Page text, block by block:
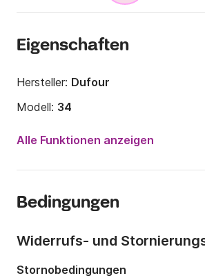
Eigenschaften
Hersteller: Dufour
Modell: 34
2007
Anzahl Schlafplätze:
Alle Funktionen anzeigen
Bedingungen
Widerrufs- und
Stornobedingungen